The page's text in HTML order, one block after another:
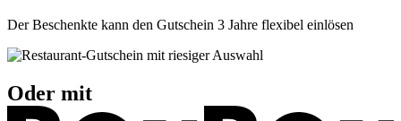
Der Beschenkte kann den Gutschein 3 Jahre flexibel einlösen
Oder mit